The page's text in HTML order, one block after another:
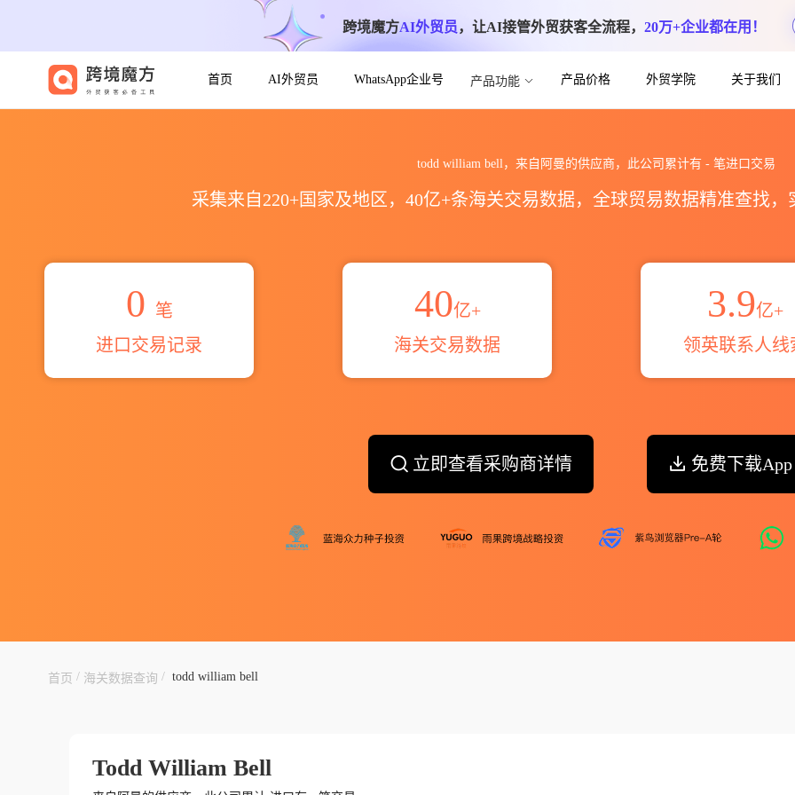
跨境魔方AI外贸员，让AI接管外贸获客全流程， 20万+企业都在用！
首页 AI外贸员 WhatsApp企业号 产品功能 产品价格 外贸学院 关于我们
todd william bell，来自阿曼的供应商，此公司累计有 - 笔进口交易
采集来自220+国家及地区，40亿+条海关交易数据，全球贸易数据精准查找
0 笔
进口交易记录
40亿+
海关交易数据
3.9亿+
领英联系人线
立即查看采购商详情 免费下载App
首页 / 海关数据查询 / todd william bell
Todd William Bell